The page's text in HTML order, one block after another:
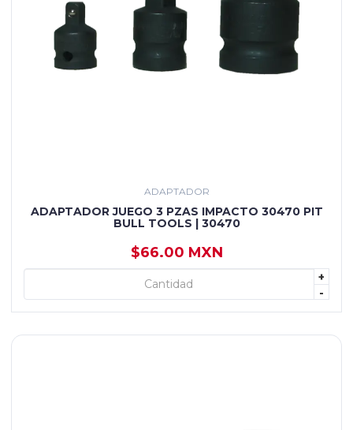
ADAPTADOR
ADAPTADOR JUEGO 3 PZAS IMPACTO 30470 PIT
BULL TOOLS | 30470
$66.00 MXN
+
-
+ AGREGAR